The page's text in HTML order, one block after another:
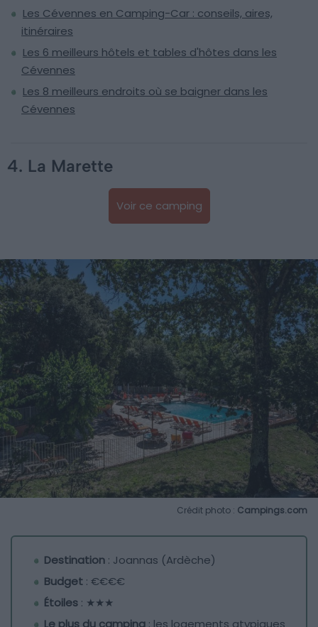
Les Cévennes en Camping-Car : conseils, aires,
itinéraires
Les 6 meilleurs hôtels et tables d'hôtes dans les
Cévennes
Les 8 meilleurs endroits où se baigner dans les
Cévennes
4. La Marette
Voir ce camping
Crédit photo : Campings.com
Destination : Joannas (Ardèche)
Budget : €€€€
Étoiles : ★★★